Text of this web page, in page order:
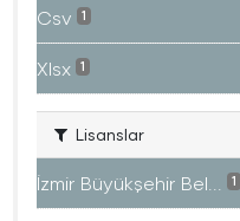
Csv 1
Xlsx 1
Lisanslar
İzmir Büyükşehir Bel... 1